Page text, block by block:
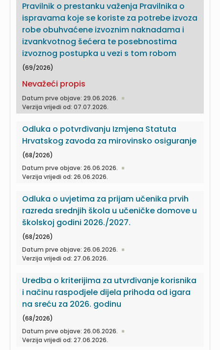
Pravilnik o prestanku važenja Pravilnika o
ispravama koje se koriste za potrebe izvoza
robe obuhvaćene izvoznim naknadama i
izvankvotnog šećera te posebnostima
izvoznog postupka u vezi s tom robom
(69/2026)
Nevažeći propis
Datum prve objave: 29.06.2026.
Verzija vrijedi od: 07.07.2026.
Odluka o potvrđivanju Izmjena Statuta
Hrvatskog zavoda za mirovinsko osiguranje
(68/2026)
Datum prve objave: 26.06.2026.
Verzija vrijedi od: 26.06.2026.
Odluka o uvjetima za prijam učenika prvih
razreda srednjih škola u učeničke domove u
školskoj godini 2026./2027.
(68/2026)
Datum prve objave: 26.06.2026.
Verzija vrijedi od: 27.06.2026.
Uredba o kriterijima za utvrđivanje korisnika
i načinu raspodjele dijela prihoda od igara
na sreću za 2026. godinu
(68/2026)
Datum prve objave: 26.06.2026.
Verzija vrijedi od: 27.06.2026.